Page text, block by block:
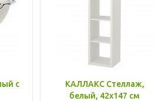
с
КАЛЛАКС Стеллаж,
белый, 42x147 см